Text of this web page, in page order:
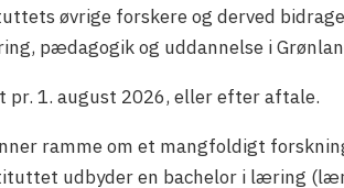
øvrige forskere og derved
pædagogik og uddannelse i
pr. 1. august 2026, eller efter aftale.
ramme om et mangfoldigt
udbyder en bachelor i læring